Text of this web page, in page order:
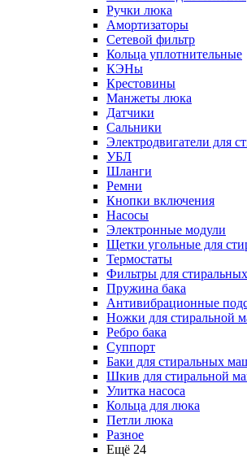
Ручки люка
Амортизаторы
Сетевой фильтр
Кольца уплотнительные
КЭНы
Крестовины
Манжеты люка
Датчики
Сальники
Электродвигатели для
УБЛ
Шланги
Ремни
Кнопки включения
Насосы
Электронные модули
Щетки угольные для
Термостаты
Фильтры для
Пружина бака
Антивибрационные
Ножки для стиральной
Ребро бака
Суппорт
Баки для стиральных
Шкив для стиральной
Улитка насоса
Кольца для люка
Петли люка
Разное
Ещё 24